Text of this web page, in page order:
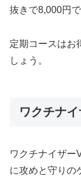
抜きで8,000円
定期コースはお
しょう。
ワクチナ
ワクチナイザー
に攻めと守りの